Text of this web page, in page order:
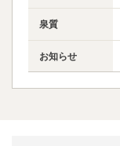
泉質
お知らせ